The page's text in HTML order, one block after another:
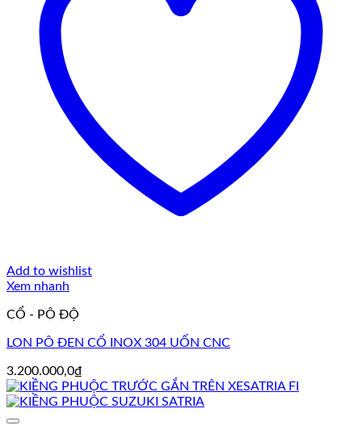
Add to wishlist
Xem nhanh
CỔ - PÔ ĐỘ
LON PÔ ĐEN CỔ INOX 304 UỐN CNC
3.200.000,0₫